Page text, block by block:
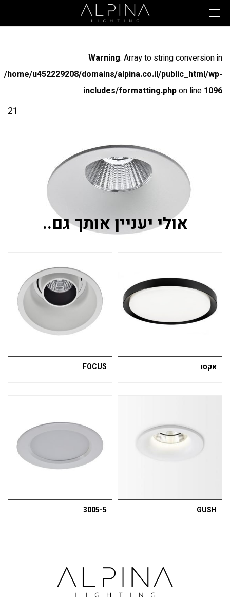
Warning: Array to string conversion in
/home/u452229208/domains/alpina.co.il/public_html/wp-
includes/formatting.phpon line 1096
גוף תאורה שקוע עגול DARK LIGHT. מיועד להתקנה
בתקרת גבס או בקופסת ביטון. משמש להארת משרדים,
חנויות, חדרי מגורים וכו’
אולי יעניין אותך גם..
אקסו FOCUS
GUSH
3005-5